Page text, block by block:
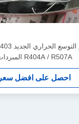
R404A / R507A المبردات
احصل على افضل سعر